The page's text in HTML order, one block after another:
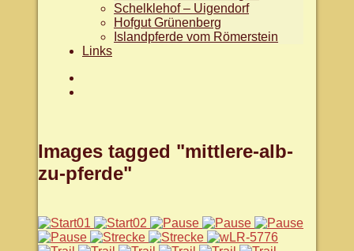
Schelklehof – Uigendorf
Hofgut Grünenberg
Islandpferde vom Römerstein
Links
Images tagged "mittlere-alb-
zu-pferde"